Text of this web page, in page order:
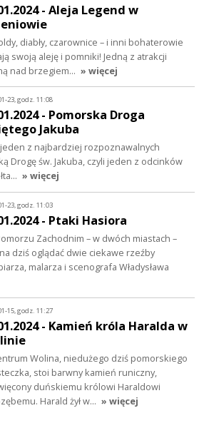
- Aleja Legend w
diabły, czarownice – i inni bohaterowie
swoją aleję i pomniki! Jedną z atrakcji
nad brzegiem… » więcej
23, godz. 11:08
- Pomorska Droga
Jakuba
z najbardziej rozpoznawalnych
Drogę św. Jakuba, czyli jeden z odcinków
» więcej
23, godz. 11:03
- Ptaki Hasiora
Zachodnim – w dwóch miastach –
dziś oglądać dwie ciekawe rzeźby
malarza i scenografa Władysława
15, godz. 11:27
- Kamień króla Haralda w
Wolina, niedużego dziś pomorskiego
stoi barwny kamień runiczny,
duńskiemu królowi Haraldowi
Harald żył w… » więcej